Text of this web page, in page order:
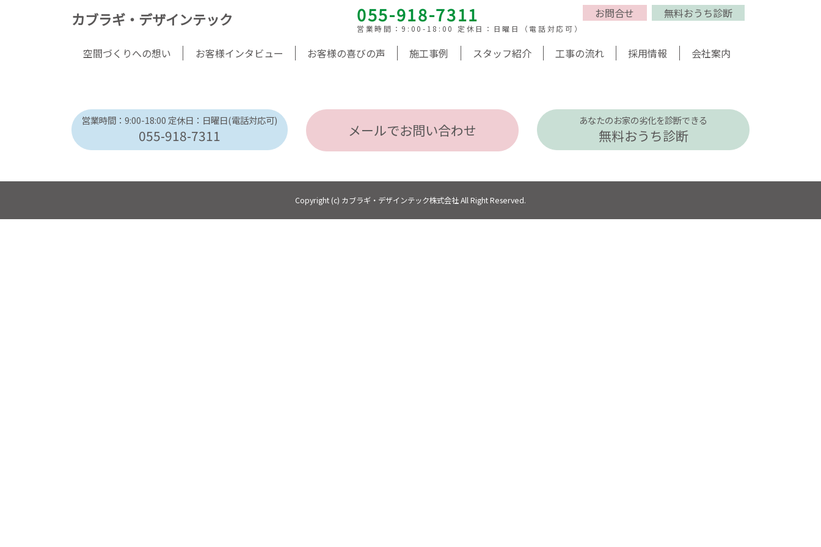
カブラギ・デザインテック 055-918-7311
営業時間：9:00-18:00 定休日：日曜日（電話対応可）
無料おうち診断
お問合せ
空間づくりへの想い お客様インタビュー お客様の喜びの声 施工事例 スタッフ紹介 工事の流れ 採用情報 会社案内
営業時間：9:00-18:00 定休日：日曜日(電話対応可)
055-918-7311 メールでお問い合わせ
あなたのお家の劣化を診断できる
無料おうち診断
Copyright (c) カブラギ・デザインテック株式会社 All Right Reserved.